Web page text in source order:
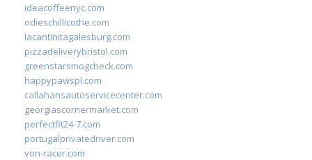
ideacoffeenyc.com
odieschillicothe.com
lacantinitagalesburg.com
pizzadeliverybristol.com
greenstarsmogcheck.com
happypawspl.com
callahansautoservicecenter.com
georgiascornermarket.com
perfectfit24-7.com
portugalprivatedriver.com
von-racer.com